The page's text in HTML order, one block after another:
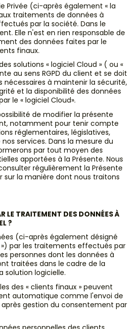
Privée (ci-après également « la
traitements de données à
par la société. Dans le
Elle n'est en rien responsable de
des données faites par le
finaux.
solutions « logiciel Cloud » ( ou «
au sens RGPD du client et se doit
nécessaires à maintenir la sécurité,
et la disponibilité des données
le « logiciel Cloud».
de modifier la présente
notamment pour tenir compte
réglementaires, législatives,
services. Dans la mesure du
par tout moyen des
apportées à la Présente. Nous
régulièrement la Présente
sur la manière dont nous traitons
LE TRAITEMENT DES DONNÉES À
?
(ci-après également désigné
») par les traitements effectués par
personnes dont les données à
traitées dans le cadre de la
solution logicielle.
des « clients finaux » peuvent
automatique comme l'envoi de
gestion du consentement par